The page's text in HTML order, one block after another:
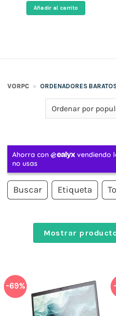
era:
730,00 €.
es:
620,00 €.
Añadir al carrito
VORPC » ORDENADORES
Buscar Etiqueta
Mostrar
-69%